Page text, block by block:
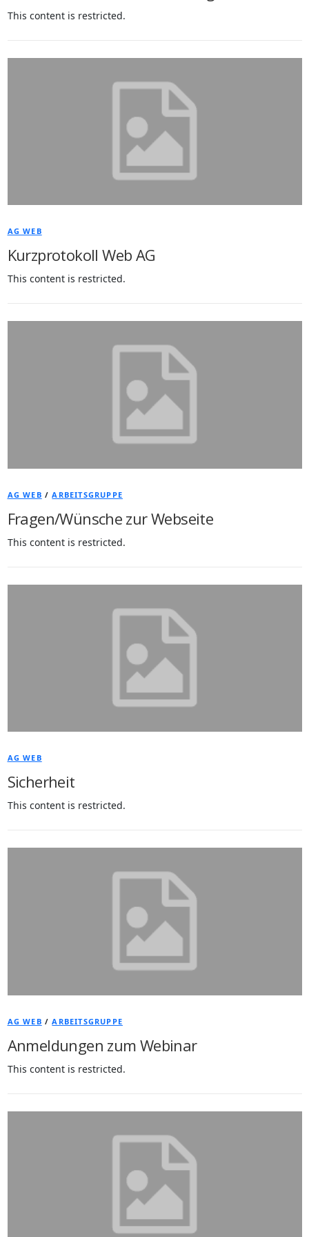
This content is restricted.
AG WEB
Kurzprotokoll Web AG
This content is restricted.
AG WEB /ARBEITSGRUPPE
Fragen/Wünsche zur Webseite
This content is restricted.
AG WEB
Sicherheit
This content is restricted.
AG WEB /ARBEITSGRUPPE
Anmeldungen zum Webinar
This content is restricted.